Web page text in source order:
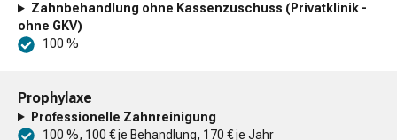
Zahnbehandlung ohne Kassenzuschuss (Privatklinik -
ohne GKV)
100 %
Prophylaxe
Professionelle Zahnreinigung
100 %, 100 € je Behandlung, 170 € je Jahr